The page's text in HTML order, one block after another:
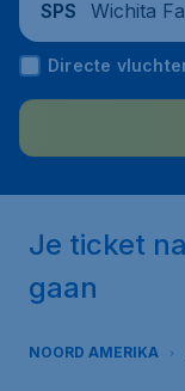
SPS
Wichita
United
Directe
Je ticket
gaan
NOORD AMERIKA